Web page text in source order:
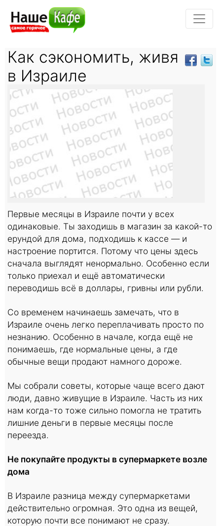
Как сэкономить, живя
в Израиле
Первые месяцы в Израиле почти у всех
одинаковые. Ты заходишь в магазин за какой-то
ерундой для дома, подходишь к кассе — и
настроение портится. Потому что цены здесь
сначала выглядят ненормально. Особенно если
только приехал и ещё автоматически
переводишь всё в доллары, гривны или рубли.
Со временем начинаешь замечать, что в
Израиле очень легко переплачивать просто по
незнанию. Особенно в начале, когда ещё не
понимаешь, где нормальные цены, а где
обычные вещи продают намного дороже.
Мы собрали советы, которые чаще всего дают
люди, давно живущие в Израиле. Часть из них
нам когда-то тоже сильно помогла не тратить
лишние деньги в первые месяцы после
переезда.
Не покупайте продукты в супермаркете возле
дома
В Израиле разница между супермаркетами
действительно огромная. Это одна из вещей,
которую почти все понимают не сразу.